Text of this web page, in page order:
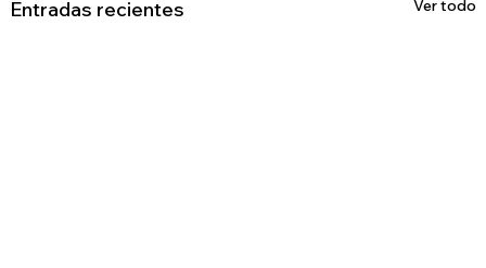
Entradas recientes Ver todo